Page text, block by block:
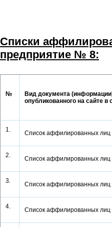
Списки
предприятие № 8:
№
Вид документа
опубликованного на сайте в
1. Список аффилированных
2. Список аффилированных
3. Список аффилированных
4. Список аффилированных